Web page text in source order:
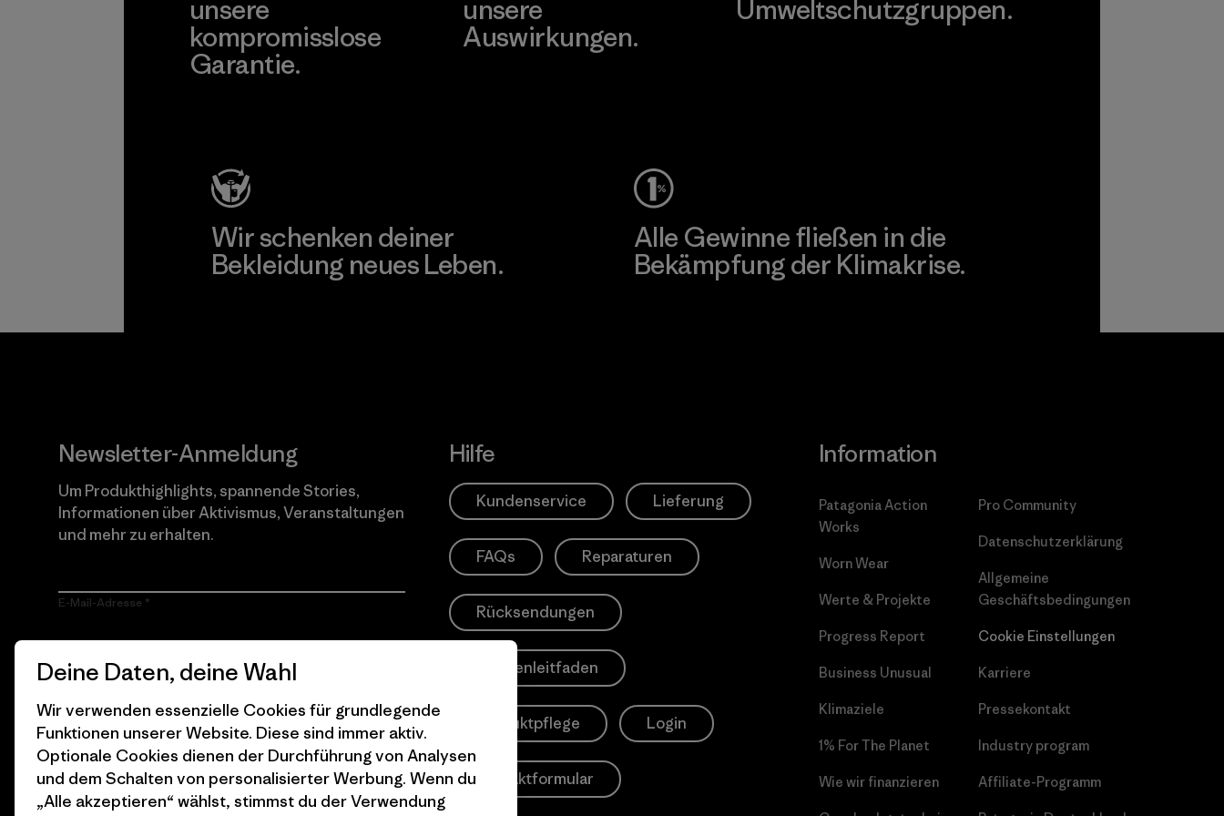
unsere
kompromisslose
Garantie.
unsere
Auswirkungen.
Umweltschutzgruppen.
Wir schenken deiner
Bekleidung neues Leben.
Alle Gewinne fließen in die
Bekämpfung der Klimakrise.
Newsletter-Anmeldung
Um Produkthighlights, spannende Stories,
Informationen über Aktivismus, Veranstaltungen
und mehr zu erhalten.
E-Mail-Adresse
einverstanden, dass Patagonia meine E-Mail-Adresse
verarbeitet und mir E-Mails für Produkt-Highlights, spannende
mehr gemäß derDatenschutzerklärungvon Patagonia zusendet.
Anmelden
Hilfe
Kundenservice Lieferung
FAQs Reparaturen
Rücksendungen
Größenleitfaden
Produktpflege Login
Kontaktformular
Information
Patagonia Action
Works
Worn Wear
Werte & Projekte
Progress Report
Business Unusual
Klimaziele
1% For The Planet
Wie wir finanzieren
Pro Community
Datenschutzerklärung
Allgemeine
Geschäftsbedingungen
Cookie Einstellungen
Karriere
Pressekontakt
Industry program
Affiliate-Programm
Deine Daten, deine Wahl
Wir verwenden essenzielle Cookies für grundlegende
Funktionen unserer Website. Diese sind immer aktiv.
Optionale Cookies dienen der Durchführung von Analysen
und dem Schalten von personalisierter Werbung. Wenn du
„Alle akzeptieren“ wählst, stimmst du der Verwendung